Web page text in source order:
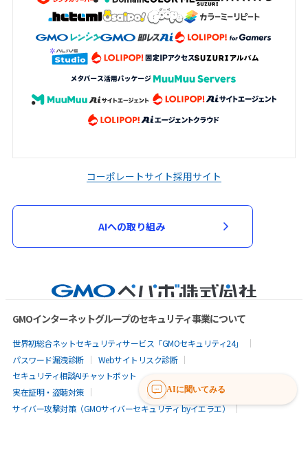
コーポレートサイト採用サイト
AIへの取り組み
GMOインターネットグループのセキュリティ事業について
世界初総合ネットセキュリティサービス「GMOセキュリティ24」
パスワード漏洩診断
Webサイトリスク診断
セキュリティ相談AIチャットボット
実在証明・盗聴対策
サイバー攻撃対策（GMOサイバーセキュリティ byイエラエ）
AIに聞いてみる